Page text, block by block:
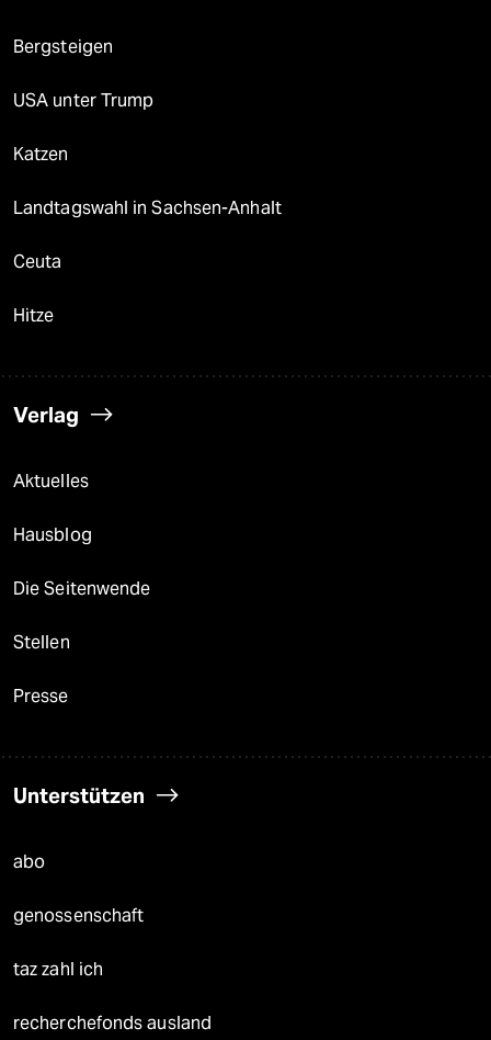
Bergsteigen
USA unter Trump
Katzen
Landtagswahl in Sachsen-Anhalt
Ceuta
Hitze
Verlag
Aktuelles
Hausblog
Die Seitenwende
Stellen
Presse
Unterstützen
abo
genossenschaft
taz zahl ich
recherchefonds ausland